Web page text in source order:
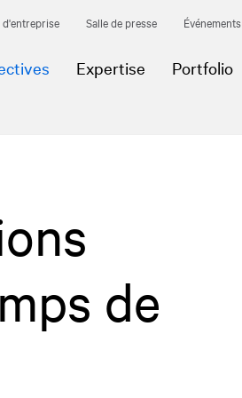
Salle de presse Événements
Expertise Portfolio
de